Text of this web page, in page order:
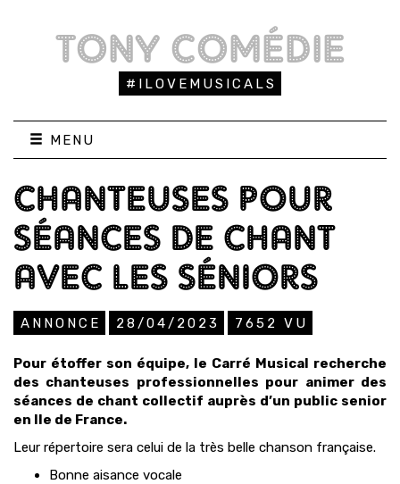
TONY COMÉDIE
#ILOVEMUSICALS
MENU
CHANTEUSES POUR
SÉANCES DE CHANT
AVEC LES SÉNIORS
ANNONCE 28/04/2023 7652 VU
Pour étoffer son équipe, le Carré Musical recherche
des chanteuses professionnelles pour animer des
séances de chant collectif auprès d’un public senior
en Ile de France.
Leur répertoire sera celui de la très belle chanson française.
Bonne aisance vocale